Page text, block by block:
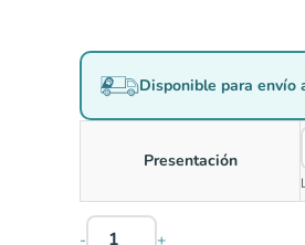
Disponible para envío
Presentación
- +